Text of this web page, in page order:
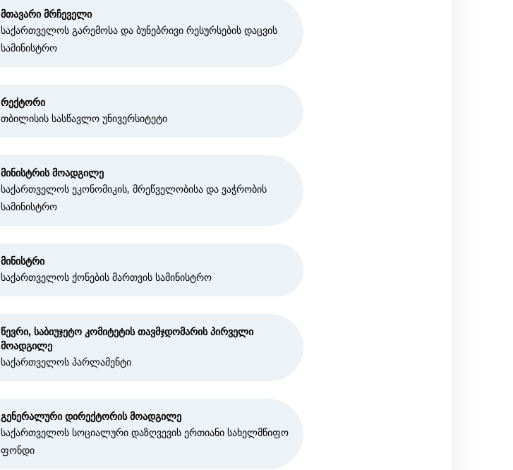
მთავარი მრჩეველი
საქართველოს გარემოსა და ბუნებრივი რესურსების დაცვის
სამინისტრო
რექტორი
თბილისის სასწავლო უნივერსიტეტი
მინისტრის მოადგილე
საქართველოს ეკონომიკის, მრეწველობისა და ვაჭრობის
სამინისტრო
მინისტრი
საქართველოს ქონების მართვის სამინისტრო
წევრი, საბიუჯეტო კომიტეტის თავმჯდომარის პირველი
მოადგილე
საქართველოს პარლამენტი
გენერალური დირექტორის მოადგილე
საქართველოს სოციალური დაზღვევის ერთიანი სახელმწიფო
ფონდი